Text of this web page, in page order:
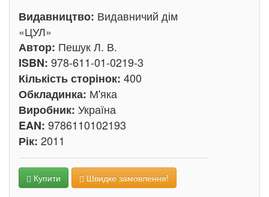
Видавництво: Видавничий дім
«ЦУЛ»
Автор: Пешук Л. В.
ISBN: 978-611-01-0219-3
Кількість сторінок: 400
Обкладинка: М'яка
Виробник: Україна
EAN: 9786110102193
Рік: 2011
Купити Швидке замовлення!